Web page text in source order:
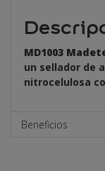
MD1003
un sellador de
nitrocelulosa
Beneficios